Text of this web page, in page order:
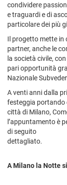
condividere
e traguardi e di
particolare dei più
Il progetto mette in
partner, anche le
la società civile,
pari opportunità
Nazionale
A venti anni dalla
festeggia portando
città di Milano,
l’appuntamento è
di seguito
dettagliato.
A Milano la Notte